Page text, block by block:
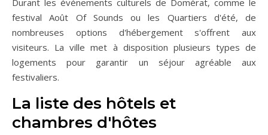
Durant les événements culturels de Domérat, comme le
festival Août Of Sounds ou les Quartiers d'été, de
nombreuses options d'hébergement s'offrent aux
visiteurs. La ville met à disposition plusieurs types de
logements pour garantir un séjour agréable aux
festivaliers.
La liste des hôtels et
chambres d'hôtes